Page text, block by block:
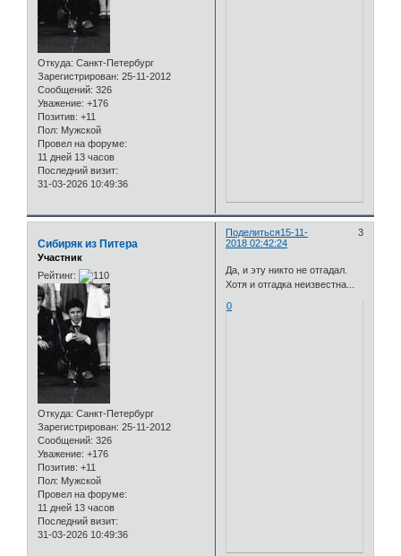
Откуда: Санкт-Петербург
Зарегистрирован: 25-11-2012
Сообщений: 326
Уважение: +176
Позитив: +11
Пол: Мужской
Провел на форуме:
11 дней 13 часов
Последний визит:
31-03-2026 10:49:36
Поделиться 3
15-11-
2018 02:42:24
Сибиряк из Питера
Участник
Рейтинг:
Откуда: Санкт-Петербург
Зарегистрирован: 25-11-2012
Сообщений: 326
Уважение: +176
Позитив: +11
Пол: Мужской
Провел на форуме:
11 дней 13 часов
Последний визит:
31-03-2026 10:49:36
Да, и эту никто не отгадал.
Хотя и отгадка неизвестна...
0